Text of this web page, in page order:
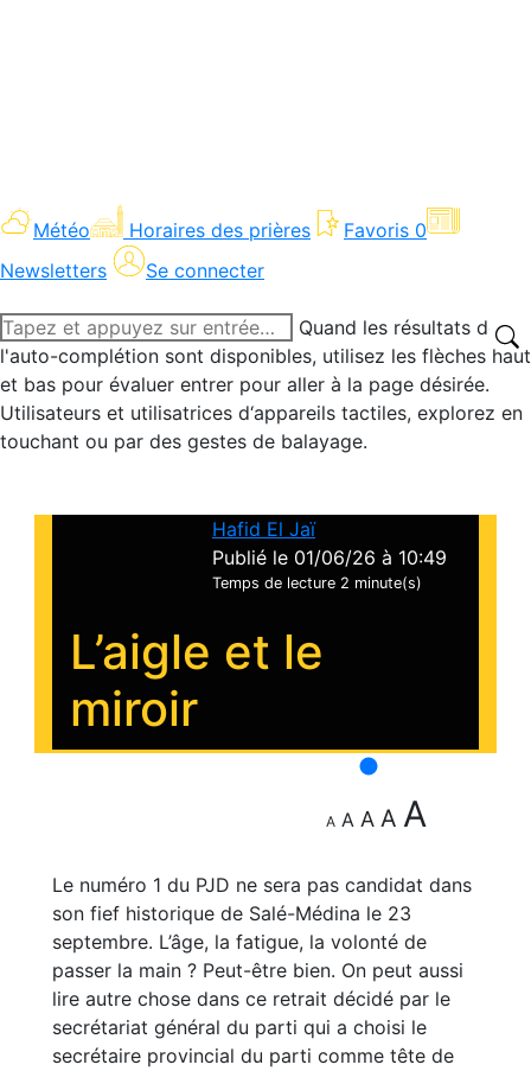
Météo Horaires des prières Favoris 0
Newsletters
Se connecter
Recherche
:
Quand les résultats de
l'auto-complétion sont disponibles, utilisez les flèches haut
et bas pour évaluer entrer pour aller à la page désirée.
Utilisateurs et utilisatrices d‘appareils tactiles, explorez en
touchant ou par des gestes de balayage.
Hafid El Jaï
Publié le 01/06/26 à 10:49
Temps de lecture 2 minute(s)
L’aigle et le
miroir
A A A A A
Le numéro 1 du PJD ne sera pas candidat dans
son fief historique de Salé-Médina le 23
septembre. L’âge, la fatigue, la volonté de
passer la main ? Peut-être bien. On peut aussi
lire autre chose dans ce retrait décidé par le
secrétariat général du parti qui a choisi le
secrétaire provincial du parti comme tête de